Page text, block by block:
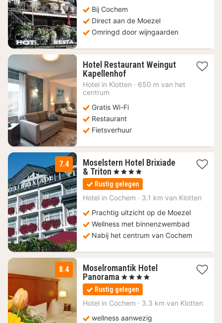
Bij Cochem
Direct aan de Moezel
Omringd door wijngaarden
Hotel Restaurant Weingut
Kapellenhof1
nacht
€
Hotel in Klotten · 650 m van het
centrum
Gratis Wi-Fi
Restaurant
Fietsverhuur
7.4
Moselstern Hotel Brixiade
& Triton 1
nacht
vanaf
146,56
, 4 Sterren
Rustig gelegen
Hotel in Cochem · 3.1 km van Klotten
Prachtig uitzicht op de Moezel
Wellness met binnenzwembad
Nabij het centrum van Cochem
8.4
Moselromantik Hotel
Panorama 1
nacht
vanaf
165
, 4 Sterren
Rustig gelegen
Hotel in Cochem · 3.3 km van Klotten
wellness aanwezig